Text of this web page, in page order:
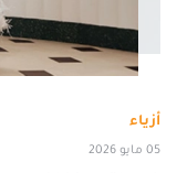
أزياء
05 مايو 2026